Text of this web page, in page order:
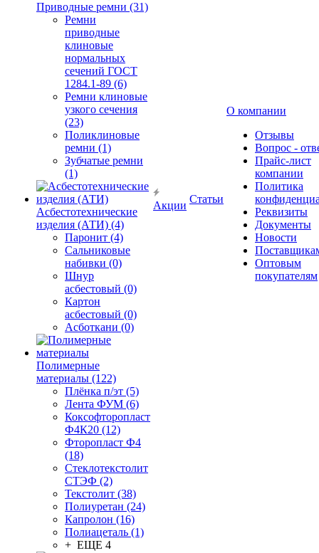
Приводные ремни (31)
Ремни
приводные
клиновые
нормальных
сечений ГОСТ
1284.1-89 (6)
Ремни клиновые
узкого сечения
(23)
Поликлиновые
ремни (1)
Зубчатые ремни
(1)
Асбестотехнические
изделия (АТИ) (4)
Паронит (4)
Сальниковые
набивки (0)
Шнур
асбестовый (0)
Картон
асбестовый (0)
Асботкани (0)
Полимерные
материалы (122)
Плёнка п/эт (5)
Лента ФУМ (6)
Коксофторопласт
Ф4К20 (12)
Фторопласт Ф4
(18)
Стеклотекстолит
СТЭФ (2)
Текстолит (38)
Полиуретан (24)
Капролон (16)
Полиацеталь (1)
+ ЕЩЕ 4
Акции
Статьи
О компании
Отзывы
Вопрос -
Прайс-лист
компании
Политика
Реквизиты
Документы
Новости
Оптовым
покупателям